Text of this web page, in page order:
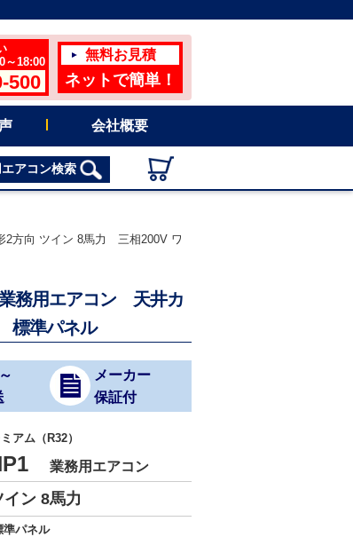
18:00
500
無料お見積
ネットで簡単！
会社概要
アコン検索
方向 ツイン 8馬力 三相200V ワ
務用エアコン 天井カ
標準パネル
メーカー
保証付
アム（R32）
業務用エアコン
ン 8馬力
準パネル